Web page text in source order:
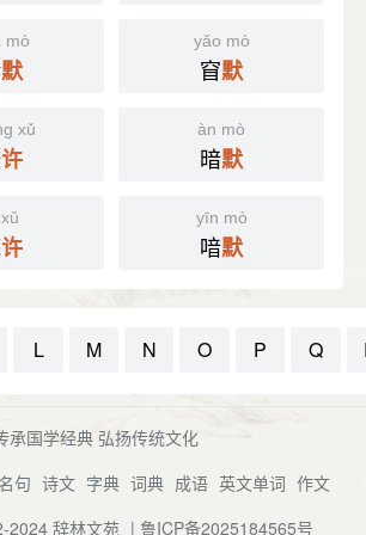
mò
默
yǎo mò
窅默
xǔ
许
àn mò
暗默
许
yīn mò
喑默
L M N O P Q
承国学经典 弘扬传统文化
名句 诗文 字典 词典 成语 英文单词 作文
2024辞林文苑 | 鲁ICP备2025184565号